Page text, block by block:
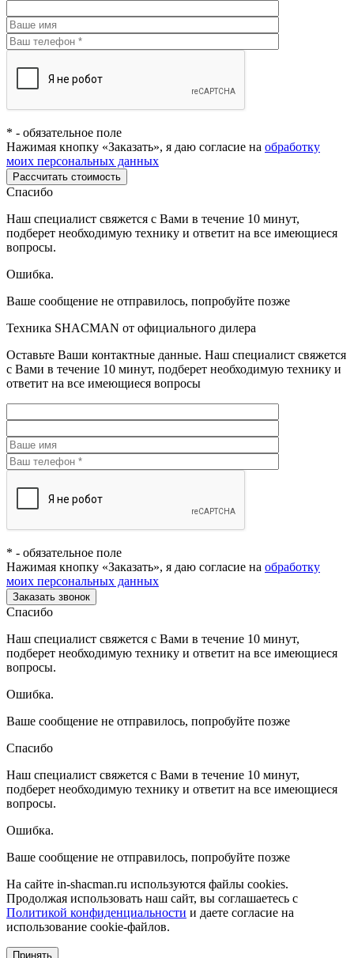
* - обязательное поле
Нажимая кнопку «Заказать», я даю согласие на обработку
моих персональных данных
Рассчитать стоимость
Спасибо
Наш специалист свяжется с Вами в течение 10 минут,
подберет необходимую технику и ответит на все имеющиеся
вопросы.
Ошибка.
Ваше сообщение не отправилось, попробуйте позже
Техника SHACMAN от официального дилера
Оставьте Ваши контактные данные. Наш специалист свяжется
с Вами в течение 10 минут, подберет необходимую технику и
ответит на все имеющиеся вопросы
* - обязательное поле
Нажимая кнопку «Заказать», я даю согласие на обработку
моих персональных данных
Заказать звонок
Спасибо
Наш специалист свяжется с Вами в течение 10 минут,
подберет необходимую технику и ответит на все имеющиеся
вопросы.
Ошибка.
Ваше сообщение не отправилось, попробуйте позже
Спасибо
Наш специалист свяжется с Вами в течение 10 минут,
подберет необходимую технику и ответит на все имеющиеся
вопросы.
Ошибка.
Ваше сообщение не отправилось, попробуйте позже
На сайте in-shacman.ru используются файлы cookies.
Продолжая использовать наш сайт, вы соглашаетесь с
Политикой конфиденциальности и даете согласие на
использование cookie-файлов.
Принять